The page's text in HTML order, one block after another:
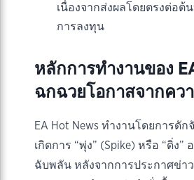
เนื่องจากส่งผลโดยตรงต่อต้
การลงทุน
หลักการทำงานของ
ฉกฉวยโอกาสจากคว
EA Hot News ทำงานโดยการดั
เกิดการ “พุ่ง” (Spike) หรือ “ดิ่ง”
ฉับพลัน หลังจากการประกาศข่า